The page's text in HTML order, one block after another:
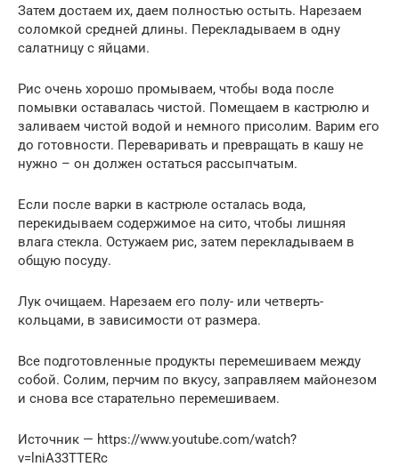
Затем достаем их, даем полностью остыть. Нарезаем
соломкой средней длины. Перекладываем в одну
салатницу с яйцами.
Рис очень хорошо промываем, чтобы вода после
помывки оставалась чистой. Помещаем в кастрюлю и
заливаем чистой водой и немного присолим. Варим его
до готовности. Переваривать и превращать в кашу не
нужно – он должен остаться рассыпчатым.
Если после варки в кастрюле осталась вода,
перекидываем содержимое на сито, чтобы лишняя
влага стекла. Остужаем рис, затем перекладываем в
общую посуду.
Лук очищаем. Нарезаем его полу- или четверть-
кольцами, в зависимости от размера.
Все подготовленные продукты перемешиваем между
собой. Солим, перчим по вкусу, заправляем майонезом
и снова все старательно перемешиваем.
Источник — https://www.youtube.com/watch?
v=lniA33TTERc